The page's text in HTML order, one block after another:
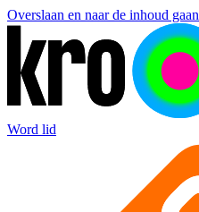
Overslaan en naar de inhoud gaan
Word lid